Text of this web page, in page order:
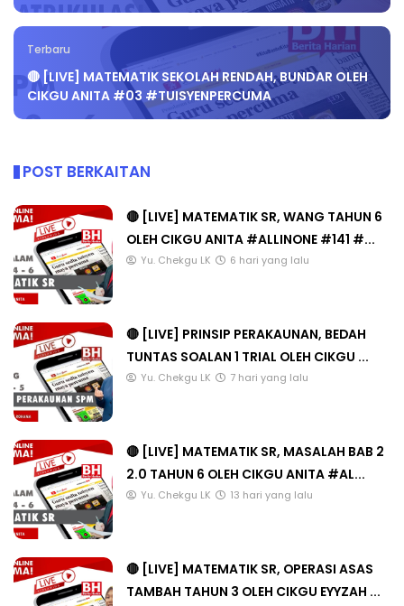
Terbaru
🔴 [LIVE] MATEMATIK SEKOLAH RENDAH, BUNDAR OLEH
CIKGU ANITA #03 #TUISYENPERCUMA
POST BERKAITAN
🔴 [LIVE] MATEMATIK SR, WANG TAHUN 6
OLEH CIKGU ANITA #ALLINONE #141 #...
Yu. Chekgu LK 6 hari yang lalu
🔴 [LIVE] PRINSIP PERAKAUNAN, BEDAH
TUNTAS SOALAN 1 TRIAL OLEH CIKGU ...
Yu. Chekgu LK 7 hari yang lalu
🔴 [LIVE] MATEMATIK SR, MASALAH BAB 2
2.0 TAHUN 6 OLEH CIKGU ANITA #AL...
Yu. Chekgu LK 13 hari yang lalu
🔴 [LIVE] MATEMATIK SR, OPERASI ASAS
TAMBAH TAHUN 3 OLEH CIKGU EYYZAH ...